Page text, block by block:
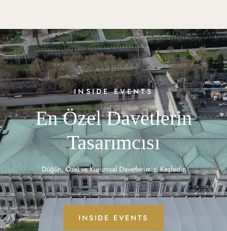
INSIDE EVENTS
En Özel Davetlerin
Tasarımcısı
Düğün, Özel ve Kurumsal Davetlerimizi Keşfedin
INSIDE EVENTS